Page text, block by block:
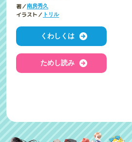
著／南房秀久
イラスト／ トリル
くわしくは
ためし読み